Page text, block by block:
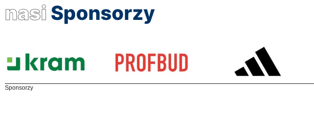
nasi Sponsorzy
Sponsorzy